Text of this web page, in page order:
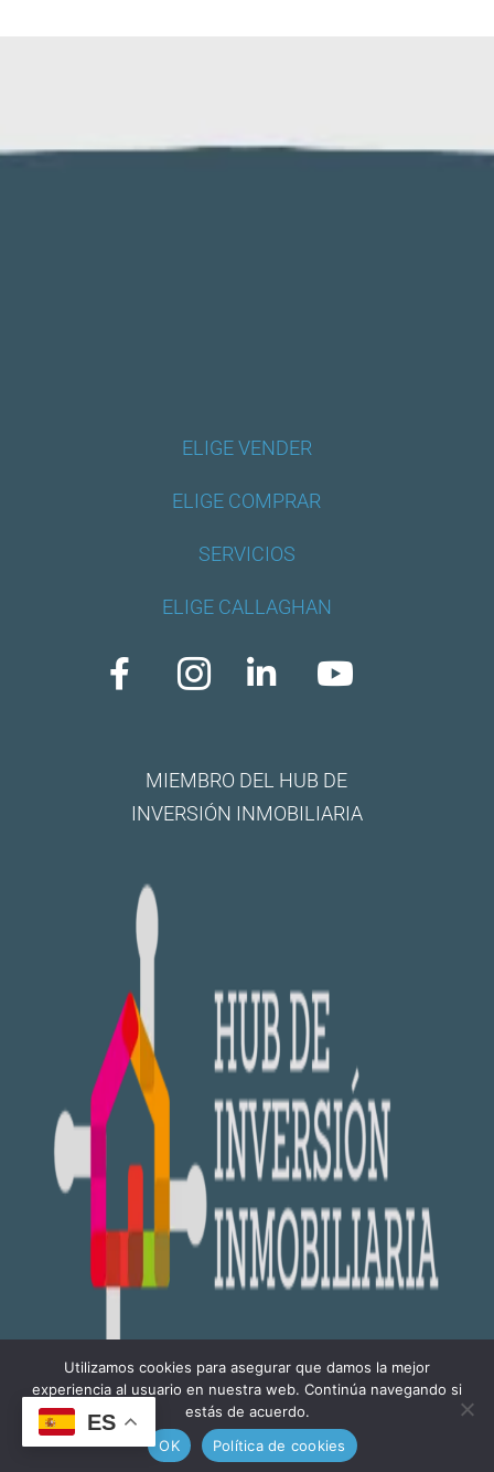
ELIGE VENDER
ELIGE COMPRAR
SERVICIOS
ELIGE CALLAGHAN
   
MIEMBRO DEL HUB DE
INVERSIÓN INMOBILIARIA
ES
Utilizamos cookies para asegurar que damos la mejor
experiencia al usuario en nuestra web. Continúa navegando si
estás de acuerdo.
OK
Política de cookies